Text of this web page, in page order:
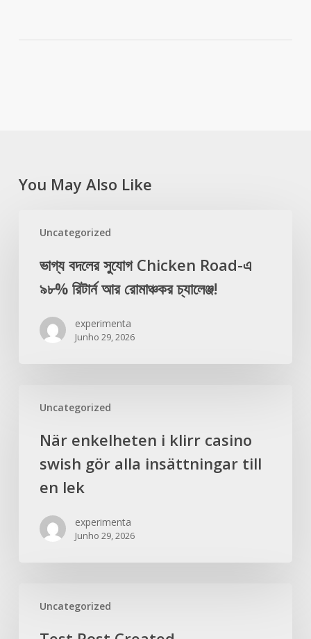
You May Also Like
Uncategorized
ভাগ্য বদলের সুযোগ Chicken Road-এ
৯৮% রিটার্ন আর রোমাঞ্চকর চ্যালেঞ্জ!
experimenta
Junho 29, 2026
Uncategorized
När enkelheten i klirr casino
swish gör alla insättningar till
en lek
experimenta
Junho 29, 2026
Uncategorized